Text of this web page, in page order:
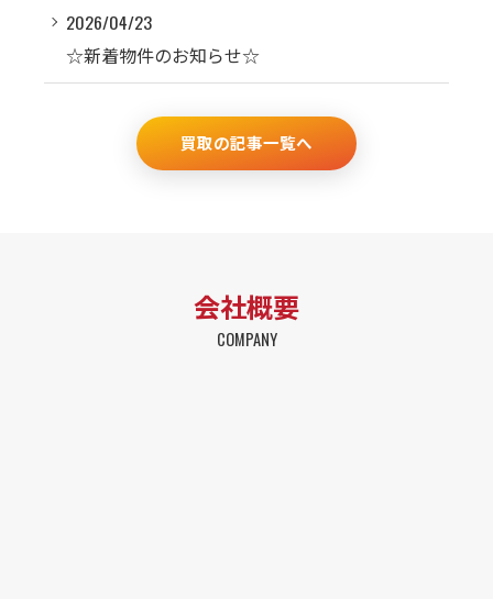
2026/04/23
☆新着物件のお知らせ☆
買取の記事一覧へ
会社概要
COMPANY